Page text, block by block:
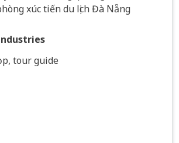
xúc tiến du lịch Đà Nẵng
tour guide